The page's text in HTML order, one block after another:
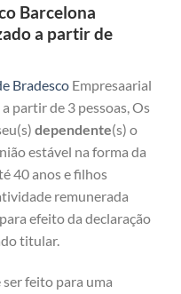
Barcelona
a partir de
Bradesco Empresaarial
partir de 3 pessoas, Os
dependente(s) o
estável na forma da
40 anos e filhos
remunerada
efeito da declaração
titular.
feito para uma